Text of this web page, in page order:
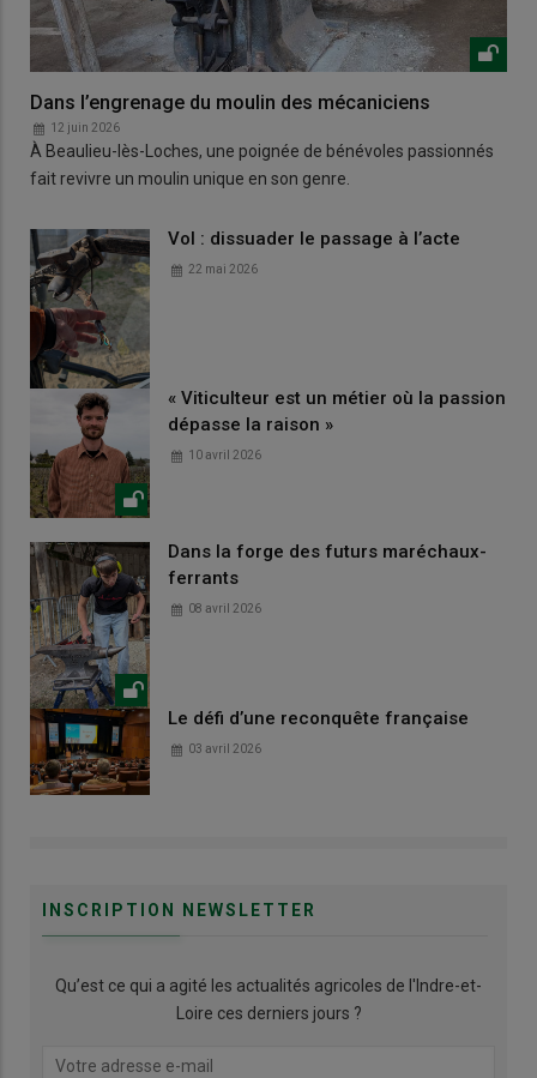
Dans l’engrenage du moulin des mécaniciens
12 juin 2026
À Beaulieu-lès-Loches, une poignée de bénévoles passionnés
fait revivre un moulin unique en son genre.
Vol : dissuader le passage à l’acte
22 mai 2026
« Viticulteur est un métier où la passion
dépasse la raison »
10 avril 2026
Dans la forge des futurs maréchaux-
ferrants
08 avril 2026
Le défi d’une reconquête française
03 avril 2026
INSCRIPTION NEWSLETTER
Qu’est ce qui a agité les actualités agricoles de l'Indre-et-
Loire ces derniers jours ?